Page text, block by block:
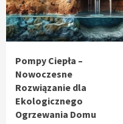
Pompy Ciepła –
Nowoczesne
Rozwiązanie dla
Ekologicznego
Ogrzewania Domu